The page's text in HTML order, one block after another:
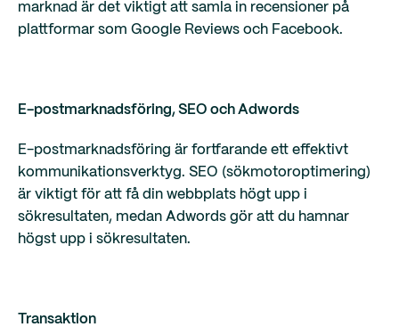
marknad är det viktigt att samla in recensioner på
plattformar som Google Reviews och Facebook.
E-postmarknadsföring, SEO och Adwords
E-postmarknadsföring är fortfarande ett effektivt
kommunikationsverktyg. SEO (sökmotoroptimering)
är viktigt för att få din webbplats högt upp i
sökresultaten, medan Adwords gör att du hamnar
högst upp i sökresultaten.
Transaktion